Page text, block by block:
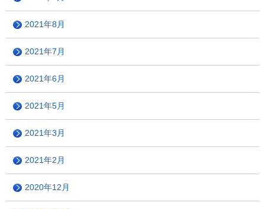
2021年8月
2021年7月
2021年6月
2021年5月
2021年3月
2021年2月
2020年12月